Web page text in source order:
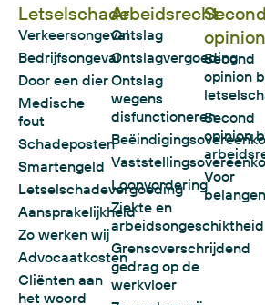
Letselschade
Verkeersongeval
Bedrijfsongeval
Door een dier
Medische
fout
Schadeposten
Smartengeld
Letselschadevergoeding
Aansprakelijkheid
Zo werken wij
Advocaatkosten
Cliënten aan
het woord
Arbeidsrecht
Ontslag
Ontslagvergoeding
Ontslag
wegens
disfunctioneren
Loonvordering
Ziekte en
arbeidsongeschiktheid
Grensoverschrijdend
gedrag op de
werkvloer
Second
opinion
Second
opinion
Second
opinion
Voor